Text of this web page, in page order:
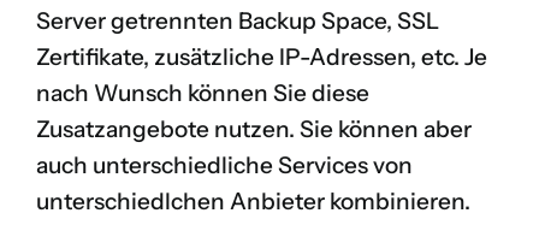
Server getrennten Backup Space, SSL
Zertifikate, zusätzliche IP-Adressen, etc. Je
nach Wunsch können Sie diese
Zusatzangebote nutzen. Sie können aber
auch unterschiedliche Services von
unterschiedlchen Anbieter kombinieren.